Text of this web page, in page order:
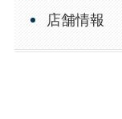
店舗情報